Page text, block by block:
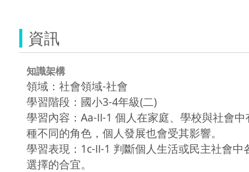
資訊
知識架構
領域：社會領域-社會
學習階段：國小3-4年級(二)
學習內容：Aa-Ⅱ-1 個人在家庭、學校與社會中
種不同的角色，個人發展也會受其影響。
學習表現：1c-Ⅱ-1 判斷個人生活或民主社會中
選擇的合宜。